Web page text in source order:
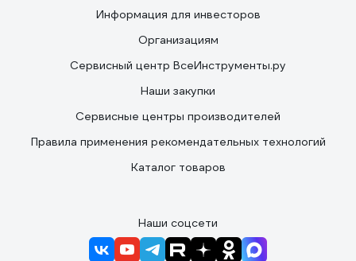
Информация для инвесторов
Организациям
Сервисный центр ВсеИнструменты.ру
Наши закупки
Сервисные центры производителей
Правила применения рекомендательных технологий
Каталог товаров
Наши соцсети